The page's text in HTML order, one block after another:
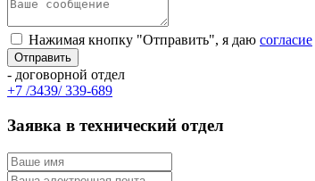
Нажимая кнопку "Отправить", я даю согласие
- договорной отдел
+7 /3439/ 339-689
Заявка в технический отдел